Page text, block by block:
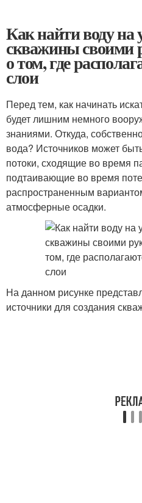
Как найти воду на
скважины своими
о том, где
слои
Перед тем, как начинать
будет лишним немного
знаниями. Откуда,
вода? Источников может
потоки, сходящие во время
подтаивающие во время
распространенным
атмосферные осадки.
На данном рисунке
источники для создания